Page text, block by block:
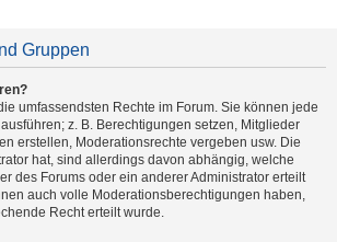
Gruppen
umfassendsten Rechte im Forum. Sie können jede
z. B. Berechtigungen setzen, Mitglieder
erstellen, Moderationsrechte vergeben usw. Die
hat, sind allerdings davon abhängig, welche
des Forums oder ein anderer Administrator erteilt
auch volle Moderationsberechtigungen haben,
Recht erteilt wurde.